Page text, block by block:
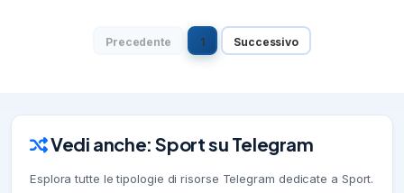
Precedente 1 Successivo
Vedi anche: Sport su Telegram
Esplora tutte le tipologie di risorse Telegram dedicate a Sport.